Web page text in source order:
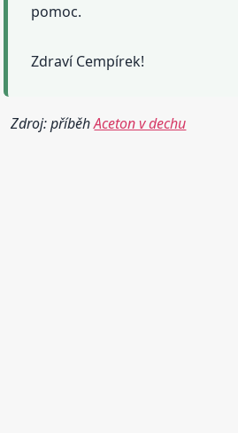
pomoc.
Zdraví Cempírek!
Zdroj: příběhAceton v dechu